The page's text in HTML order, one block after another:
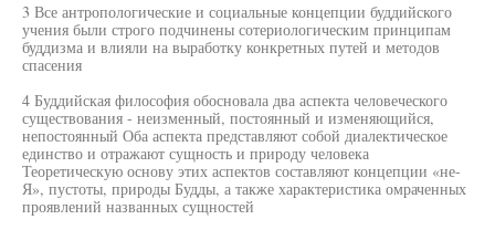
3 Все антропологические и социальные концепции буддийского
учения были строго подчинены сотериологическим принципам
буддизма и влияли на выработку конкретных путей и методов
спасения
4 Буддийская философия обосновала два аспекта человеческого
существования - неизменный, постоянный и изменяющийся,
непостоянный Оба аспекта представляют собой диалектическое
единство и отражают сущность и природу человека
Теоретическую основу этих аспектов составляют концепции «не-
Я», пустоты, природы Будды, а также характеристика омраченных
проявлений названных сущностей